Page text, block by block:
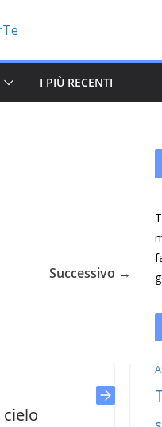
I PIÙ RECENTI
Successivo →
NATALE